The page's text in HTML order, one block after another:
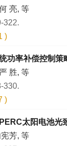
亮, 等
322.
)
功率补偿控制策
胜, 等
330.
)
太阳电池光
芳, 等